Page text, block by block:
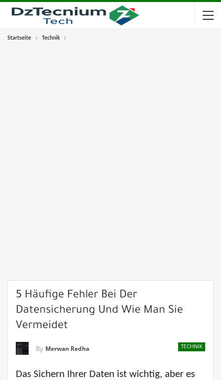
Startseite Technik
5 Häufige Fehler Bei Der
Datensicherung Und Wie Man Sie
Vermeidet
TECHNIK
By Merwan Redha
Das Sichern Ihrer Daten ist wichtig, aber es